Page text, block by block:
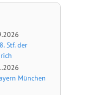
Stf. der
München